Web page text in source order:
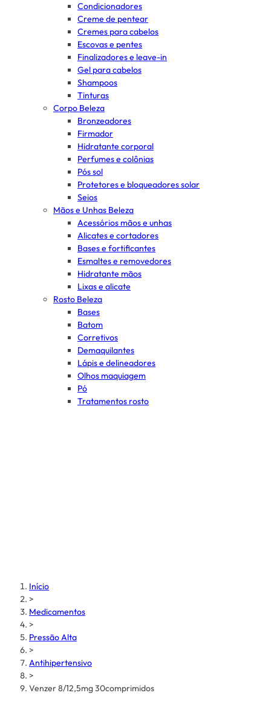
Condicionadores
Creme de pentear
Cremes para cabelos
Escovas e pentes
Finalizadores e leave-in
Gel para cabelos
Shampoos
Tinturas
Corpo Beleza
Bronzeadores
Firmador
Hidratante corporal
Perfumes e colônias
Pós sol
Protetores e bloqueadores solar
Seios
Mãos e Unhas Beleza
Acessórios mãos e unhas
Alicates e cortadores
Bases e fortificantes
Esmaltes e removedores
Hidratante mãos
Lixas e alicate
Rosto Beleza
Bases
Batom
Corretivos
Demaquilantes
Lápis e delineadores
Olhos maquiagem
Pó
Tratamentos rosto
Início
>
Medicamentos
>
Pressão Alta
>
Antihipertensivo
>
Venzer 8/12,5mg 30comprimidos